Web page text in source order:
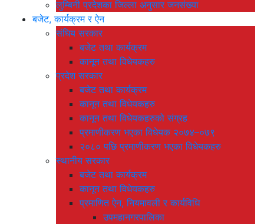
लुम्बिनी प्रदेशका जिल्ला अनुसार जनसंख्या
बजेट, कार्यक्रम र ऐन
संघिय सरकार
बजेट तथा कार्यक्रम
कानून तथा विधेयकहरु
प्रदेश सरकार
बजेट तथा कार्यक्रम
कानून तथा विधेयकहरु
कानून तथा विधेयकहरुको संग्रह
प्रमाणीकरण भएका विधेयक २०७४–०७९
२०८० पछि प्रमाणीकरण भएका विधेयकहरु
स्थानीय सरकार
बजेट तथा कार्यक्रम
कानून तथा विधेयकहरु
प्रमाणित ऐन, नियमावली र कार्यविधि
उपमहानगरपालिका